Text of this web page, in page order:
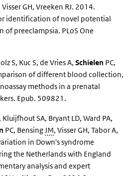
Visser GH, Vreeken RJ. 2014.
identification of novel potential
of preeclampsia. PLoS One
S, Kuc S, de Vries A, Schielen PC,
of different blood collection,
methods in a prenatal
Epub. 509821.
SA, Bryant LD, Ward PA,
PC, BensingJM, Visser GH, Tabor A,
in Down's syndrome
the Netherlands with England
analysis and expert